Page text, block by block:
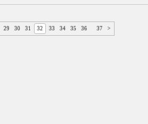
29 30 31 32 33 34 35 36 37 >